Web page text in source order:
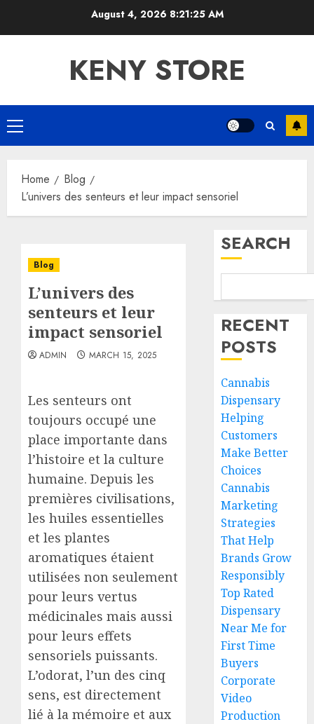
August 4, 2026 8:21:25 AM
KENY STORE
Primary
Menu
Home
Blog
L’univers des senteurs et leur impact sensoriel
Blog
L’univers des
senteurs et leur
impact sensoriel
ADMIN MARCH 15, 2025
Les senteurs ont
toujours occupé une
place importante dans
l’histoire et la culture
humaine. Depuis les
premières civilisations,
les huiles essentielles
et les plantes
aromatiques étaient
utilisées non seulement
pour leurs vertus
médicinales mais aussi
pour leurs effets
sensoriels puissants.
L’odorat, l’un des cinq
sens, est directement
lié à la mémoire et aux
SEARCH
RECENT
POSTS
Cannabis
Dispensary
Helping
Customers
Make Better
Choices
Cannabis
Marketing
Strategies
That Help
Brands Grow
Responsibly
Top Rated
Dispensary
Near Me for
First Time
Buyers
Corporate
Video
Production